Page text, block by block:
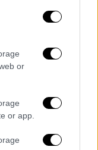
or
or app.
μπορεί να
του
ανθρώπους
κομήτη να
ένα
γύρω στην